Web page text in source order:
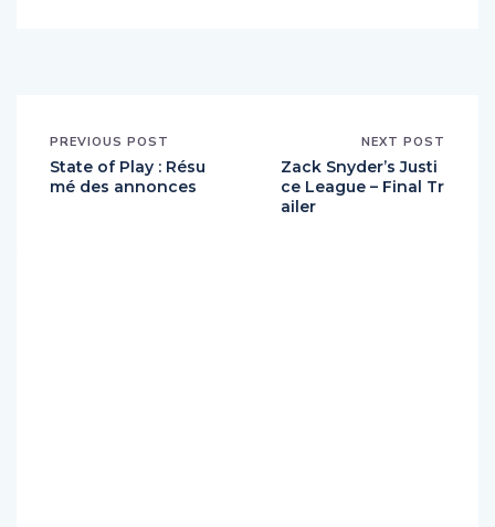
PREVIOUS POST
State of Play : Résu
mé des annonces
NEXT POST
Zack Snyder’s Justi
ce League – Final Tr
ailer